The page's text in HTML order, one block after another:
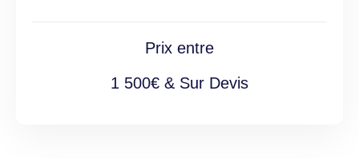
Prix entre
1 500€ & Sur Devis